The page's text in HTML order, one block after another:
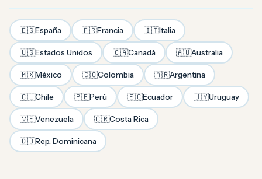
🇪🇸España 🇫🇷Francia 🇮🇹Italia
🇺🇸Estados Unidos 🇨🇦Canadá 🇦🇺Australia
🇲🇽México 🇨🇴Colombia 🇦🇷Argentina
🇨🇱Chile 🇵🇪Perú 🇪🇨Ecuador 🇺🇾Uruguay
🇻🇪Venezuela 🇨🇷Costa Rica
🇩🇴Rep. Dominicana